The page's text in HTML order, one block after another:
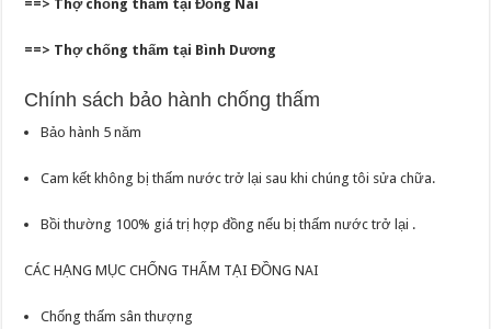
==> Thợ chống thấm tại Đồng Nai
==> Thợ chống thấm tại Bình Dương
Chính sách bảo hành chống thấm
Bảo hành 5 năm
Cam kết không bị thấm nước trở lại sau khi chúng tôi sửa chữa.
Bồi thường 100% giá trị hợp đồng nếu bị thấm nước trở lại .
CÁC HẠNG MỤC CHỐNG THẤM TẠI ĐỒNG NAI
Chống thấm sân thượng